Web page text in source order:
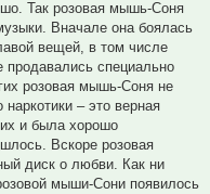
Так розовая мышь-Соня
Вначале она боялась
вещей, в том числе
продавались специально
розовая мышь-Соня не
наркотики – это верная
и была хорошо
Вскоре розовая
диск о любви. Как ни
мыши-Сони появилось